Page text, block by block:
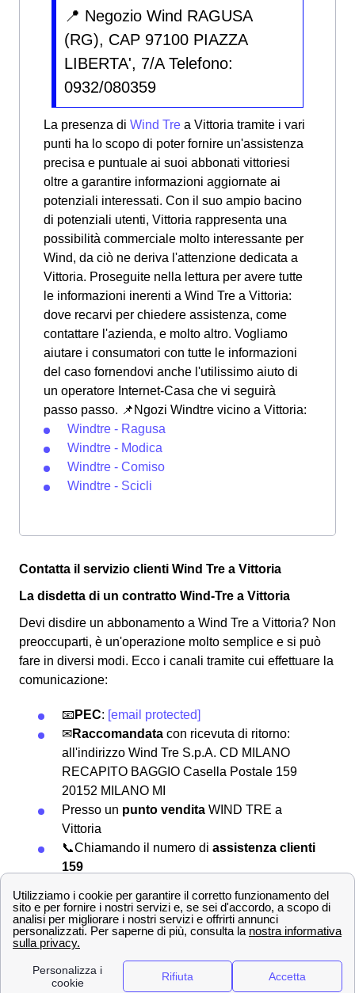
📍 Negozio Wind RAGUSA
(RG), CAP 97100 PIAZZA
LIBERTA', 7/A Telefono:
0932/080359
La presenza di Wind Tre a Vittoria tramite i vari
punti ha lo scopo di poter fornire un'assistenza
precisa e puntuale ai suoi abbonati vittoriesi
oltre a garantire informazioni aggiornate ai
potenziali interessati. Con il suo ampio bacino
di potenziali utenti, Vittoria rappresenta una
possibilità commerciale molto interessante per
Wind, da ciò ne deriva l'attenzione dedicata a
Vittoria. Proseguite nella lettura per avere tutte
le informazioni inerenti a Wind Tre a Vittoria:
dove recarvi per chiedere assistenza, come
contattare l'azienda, e molto altro. Vogliamo
aiutare i consumatori con tutte le informazioni
del caso fornendovi anche l'utilissimo aiuto di
un operatore Internet-Casa che vi seguirà
passo passo. 📌Ngozi Windtre vicino a Vittoria:
Windtre - Ragusa
Windtre - Modica
Windtre - Comiso
Windtre - Scicli
Contatta il servizio clienti Wind Tre a Vittoria
La disdetta di un contratto Wind-Tre a Vittoria
Devi disdire un abbonamento a Wind Tre a Vittoria? Non
preoccuparti, è un'operazione molto semplice e si può
fare in diversi modi. Ecco i canali tramite cui effettuare la
comunicazione:
📧 PEC: [email protected]
✉Raccomandata con ricevuta di ritorno:
all'indirizzo Wind Tre S.p.A. CD MILANO
RECAPITO BAGGIO Casella Postale 159
20152 MILANO MI
Presso un punto vendita WIND TRE a
Vittoria
📞Chiamando il numero di assistenza clienti
159
e app WIND TRE
Dopo la ricezione della comunicazioneWind Tre avrà
per evadere il servizio. Il servizio è
totalmente gratuito in modo da tutelare i consumatori